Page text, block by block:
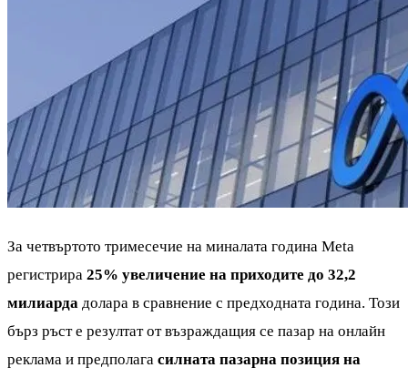
За четвъртото тримесечие на миналата година Meta
регистрира 25% увеличение на приходите до 32,2
милиарда долара в сравнение с предходната година. Този
бърз ръст е резултат от възраждащия се пазар на онлайн
реклама и предполага силната пазарна позиция на